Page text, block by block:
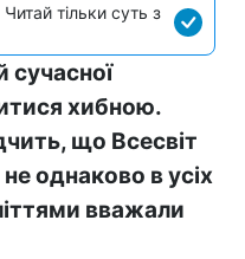
тільки суть з
сучасної
хибною.
що Всесвіт
однаково в усіх
вважали